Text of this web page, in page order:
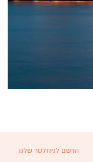
הרשם לניוזלטר שלנו